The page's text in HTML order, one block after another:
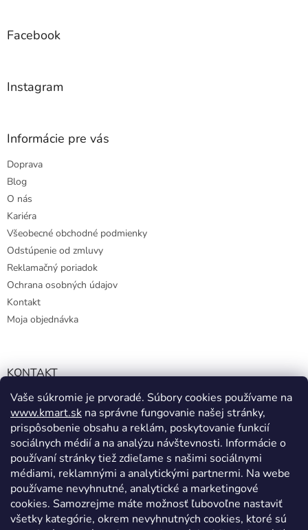
Vaše súkromie je prvoradé. Súbory cookies používame na
www.kmart.sk na správne fungovanie našej stránky,
prispôsobenie obsahu a reklám, poskytovanie funkcií
sociálnych médií a na analýzu návštevnosti. Informácie o
používaní stránky tiež zdieľame s našimi sociálnymi
médiami, reklamnými a analytickými partnermi. Na webe
používame nevyhnutné, analytické a marketingové
cookies. Samozrejme máte možnosť ľubovoľne nastaviť
všetky kategórie, okrem nevyhnutných cookies, ktoré sú
Facebook
Instagram
Informácie pre vás
Doprava
Blog
O nás
Kariéra
Všeobecné obchodné podmienky
Odstúpenie od zmluvy
Reklamačný poriadok
Ochrana osobných údajov
Kontakt
Moja objednávka
KONTAKT
info@kmart.sk
+421 947 979 193
+421 947 979 193
facebook.com/Kolieramarket